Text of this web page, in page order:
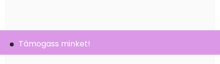
Támogass minket!